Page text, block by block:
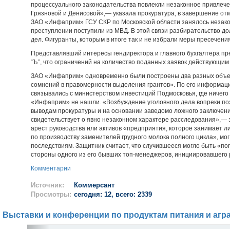
процессуального законодательства повлекли незаконное
Грязновой и Денисовой»,— указала прокуратура, в завершение
ЗАО «Инфаприм» ГСУ СКР по Московской области занялось
преступлении поступили из МВД. В этой связи разбирательство
дел. Фигуранты, которым в итоге так и не избрали меры
Представлявший интересы гендиректора и главного бухгалтера
“Ъ”, что ограничений на количество поданных заявок
ЗАО «Инфаприм» одновременно были построены два разных
сомнений в правомерности выделения грантов». По его
связывались с министерством инвестиций Подмосковья, где
«Инфаприм» не нашли. «Возбуждение уголовного дела вопреки
выводам прокуратуры и на основании заведомо ложного
свидетельствует о явно незаконном характере
арест руководства или активов «предприятия, которое занимает
по производству заменителей грудного молока полного цикла»,
последствиям. Защитник считает, что случившееся могло быть
стороны одного из его бывших топ-менеджеров, инициировавшего
Комментарии
Источник:
Коммерсант
Просмотры: сегодня: 12, всего: 2339
Выставки и конференции по продуктам питания и